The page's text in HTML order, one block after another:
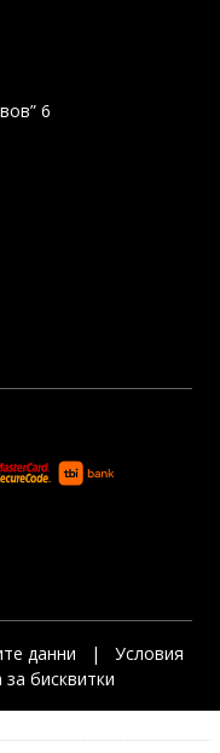
6
данни |
Условия
бисквитки